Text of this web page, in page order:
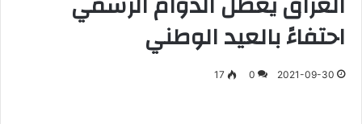
احتفاءً بالعيد الوطني
2021-09-30
0
17